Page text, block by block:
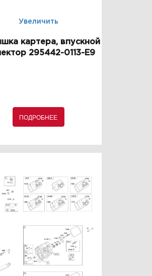
Увеличить
картера, впускной
295442-0113-E9
ПОДРОБНЕЕ